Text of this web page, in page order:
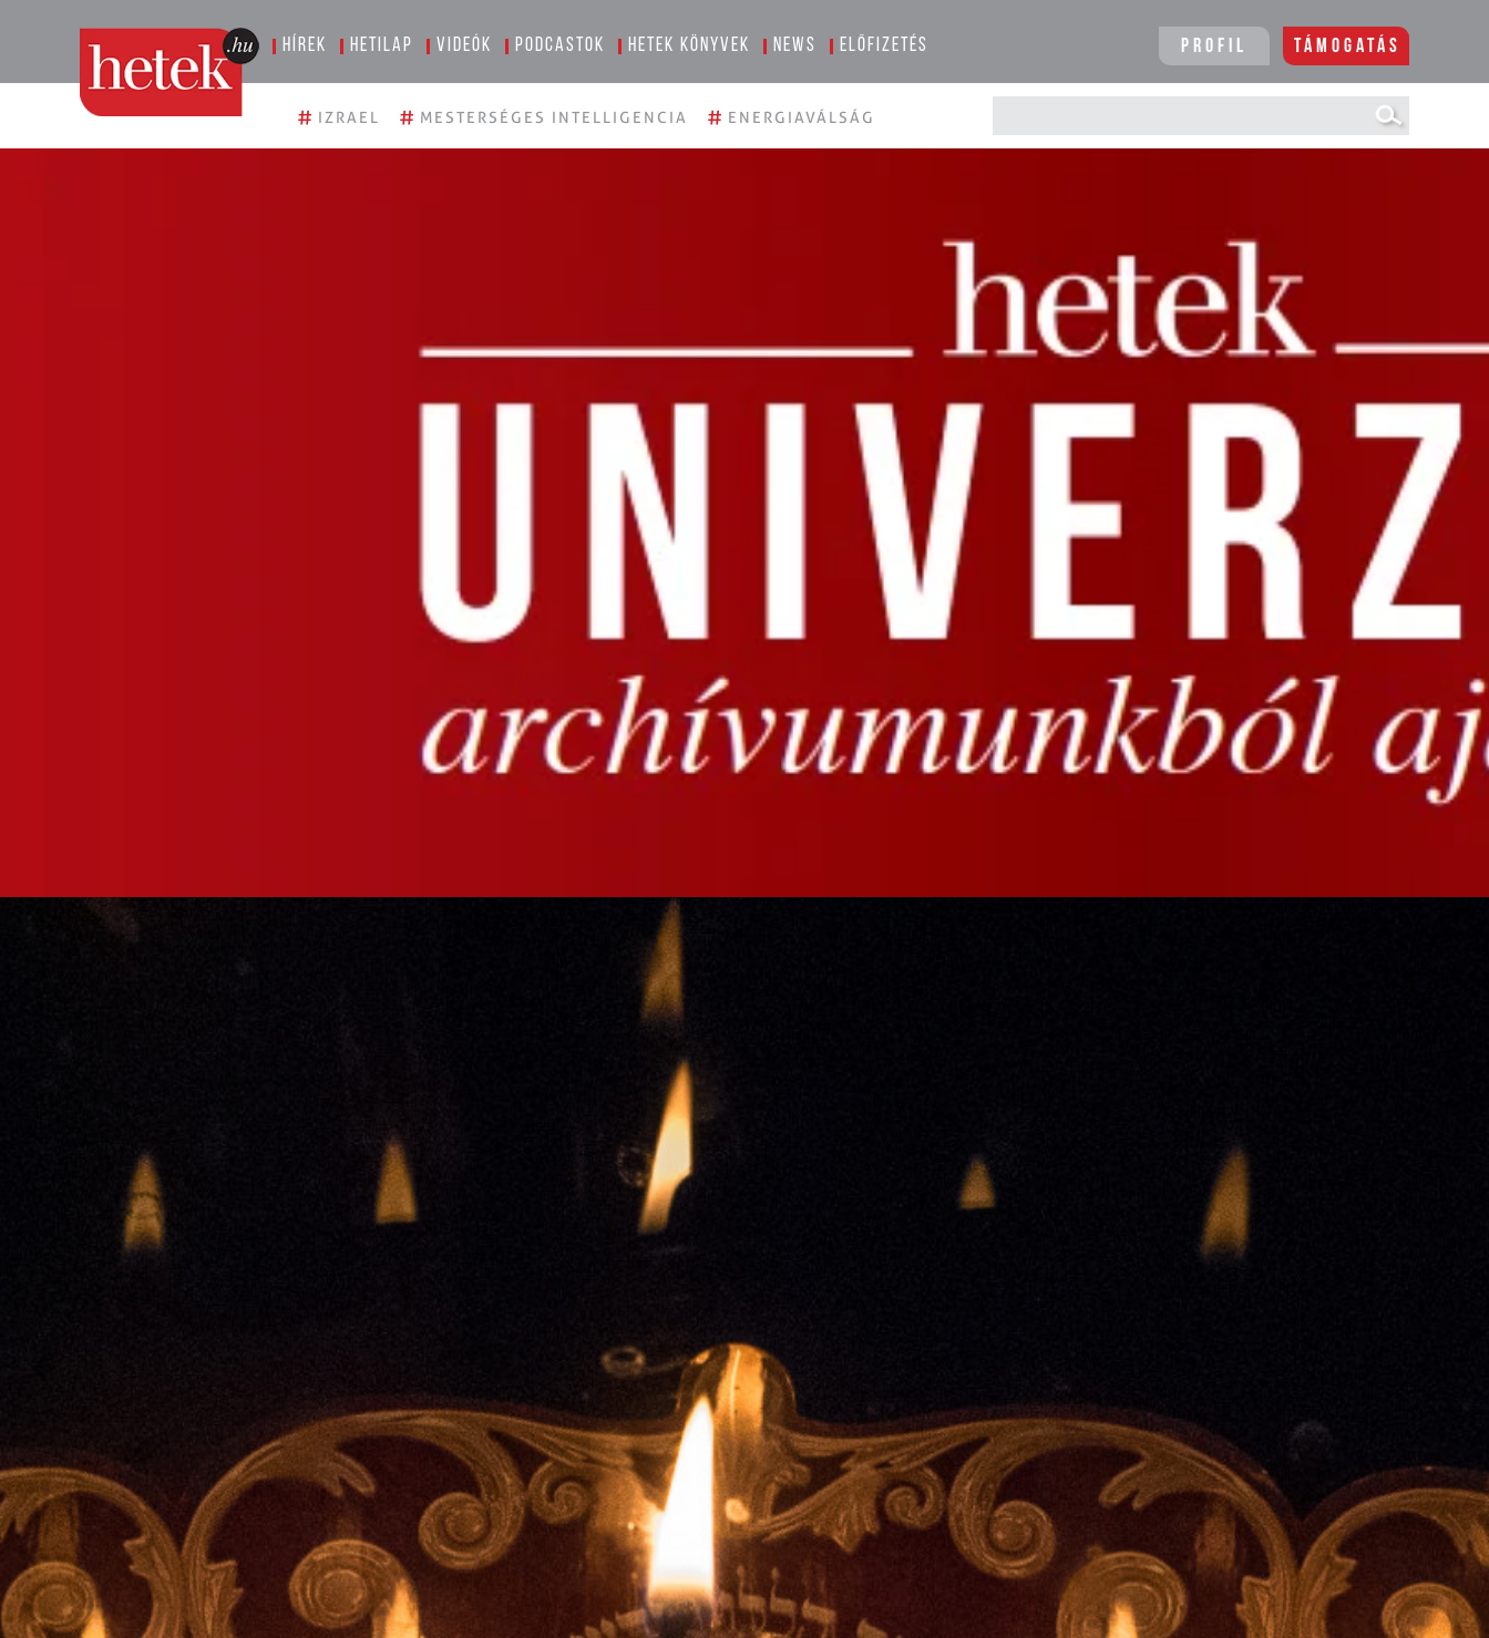
Hírek Hetilap Videók Podcastok Hetek könyvek News Előfizetés Profil Támogatás
# IZRAEL # MESTERSÉGES INTELLIGENCIA # ENERGIAVÁLSÁG